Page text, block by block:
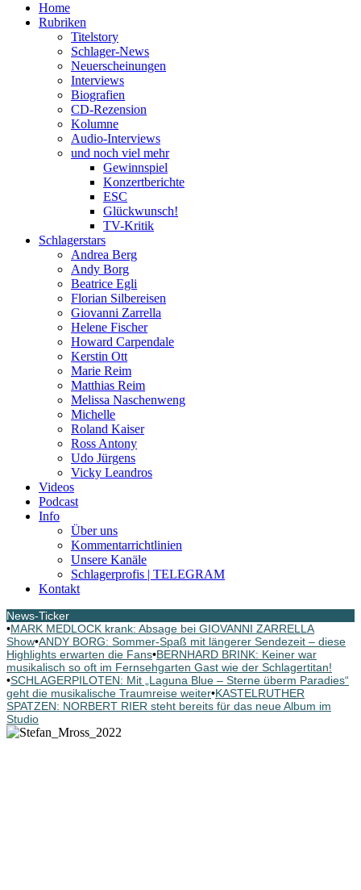
Home
Rubriken
Titelstory
Schlager-News
Neuerscheinungen
Interviews
Biografien
CD-Rezension
Kolumne
Audio-Interviews
und noch viel mehr
Gewinnspiel
Konzertberichte
ESC
Glückwunsch!
TV-Kritik
Schlagerstars
Andrea Berg
Andy Borg
Beatrice Egli
Florian Silbereisen
Giovanni Zarrella
Helene Fischer
Howard Carpendale
Kerstin Ott
Marie Reim
Matthias Reim
Melissa Naschenweng
Michelle
Roland Kaiser
Ross Antony
Udo Jürgens
Vicky Leandros
Videos
Podcast
Info
Über uns
Kommentarrichtlinien
Unsere Kanäle
Schlagerprofis | TELEGRAM
Kontakt
News-Ticker
•MARK MEDLOCK krank: Absage bei GIOVANNI ZARRELLA
Show•ANDY BORG: Sommer-Spaß mit längerer Sendezeit – diese
Highlights erwarten die Fans•BERNHARD BRINK: Keiner war
musikalisch so oft im Fernsehgarten Gast wie der Schlagertitan!
•SCHLAGERPILOTEN: Mit „Laguna Blue – Sterne überm Paradies“
geht die musikalische Traumreise weiter•KASTELRUTHER
SPATZEN: NORBERT RIER steht bereits für das neue Album im
Studio